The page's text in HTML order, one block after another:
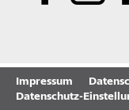
Impressum
Datenschutz-